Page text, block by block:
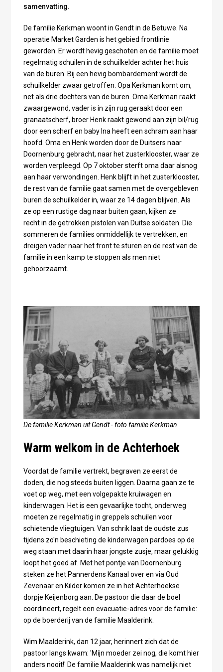
samenvatting.
De familie Kerkman woont in Gendt in de Betuwe. Na
operatie Market Garden is het gebied frontlinie
geworden. Er wordt hevig geschoten en de familie moet
regelmatig schuilen in de schuilkelder achter het huis
van de buren. Bij een hevig bombardement wordt de
schuilkelder zwaar getroffen. Opa Kerkman komt om,
net als drie dochters van de buren. Oma Kerkman raakt
zwaargewond, vader is in zijn rug geraakt door een
granaatscherf, broer Henk raakt gewond aan zijn bil/rug
door een scherf en baby Ina heeft een schram aan haar
hoofd. Oma en Henk worden door de Duitsers naar
Doornenburg gebracht, naar het zusterklooster, waar ze
worden verpleegd. Op 7 oktober sterft oma daar alsnog
aan haar verwondingen. Henk blijft in het zusterklooster,
de rest van de familie gaat samen met de overgebleven
buren de schuilkelder in, waar ze 14 dagen blijven. Als
ze op een rustige dag naar buiten gaan, kijken ze
recht in de getrokken pistolen van Duitse soldaten. Die
sommeren de families onmiddellijk te vertrekken, en
dreigen vader naar het front te sturen en de rest van de
familie in een kamp te stoppen als men niet
gehoorzaamt.
De familie Kerkman uit Gendt - foto familie Kerkman
Warm welkom in de Achterhoek
Voordat de familie vertrekt, begraven ze eerst de
doden, die nog steeds buiten liggen. Daarna gaan ze te
voet op weg, met een volgepakte kruiwagen en
kinderwagen. Het is een gevaarlijke tocht, onderweg
moeten ze regelmatig in greppels schuilen voor
schietende vliegtuigen. Van schrik laat de oudste zus
tijdens zo'n beschieting de kinderwagen pardoes op de
weg staan met daarin haar jongste zusje, maar gelukkig
loopt het goed af. Met het pontje van Doornenburg
steken ze het Pannerdens Kanaal over en via Oud
Zevenaar en Kilder komen ze in het Achterhoekse
dorpje Keijenborg aan. De pastoor die daar de boel
coördineert, regelt een evacuatie-adres voor de familie:
op de boerderij van de familie Maalderink.
Wim Maalderink, dan 12 jaar, herinnert zich dat de
pastoor langs kwam: 'Mijn moeder zei nog, die komt hier
anders nooit!' De familie Maalderink was namelijk niet